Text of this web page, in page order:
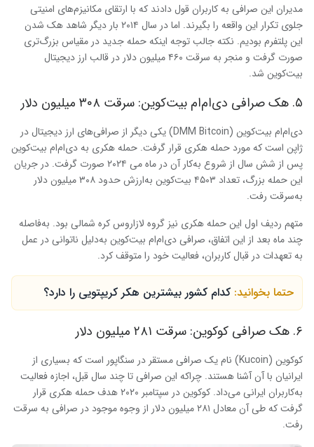
مدیران این صرافی به کاربران قول دادند که با ارتقای مکانیزم‌های امنیتی
جلوی تکرار این واقعه را بگیرند. اما در سال ۲۰۱۴ بار دیگر شاهد هک شدن
این پلتفرم بودیم. نکته جالب توجه اینکه حمله جدید در مقیاس بزرگ‌تری
صورت گرفت و منجر به سرقت ۴۶۰ میلیون دلار در قالب ارز دیجیتال
بیت‌کوین شد.
۵. هک صرافی دی‌ام‌ام بیت‌کوین: سرقت ۳۰۸ میلیون دلار
دی‌ام‌ام بیت‌کوین (DMM Bitcoin) یکی دیگر از صرافی‌های ارز دیجیتال در
ژاپن است که مورد حمله هکری قرار گرفت. حمله هکری به دی‌ام‌ام بیت‌کوین
پس از شش سال از شروع به‌کار آن در ماه می ۲۰۲۴ صورت گرفت. در جریان
این حمله بزرگ، تعداد ۴۵۰۳ بیت‌کوین به‌ارزش حدود ۳۰۸ میلیون دلار
به‌سرقت رفت.
متهم ردیف اول این حمله هکری نیز گروه لازاروس کره شمالی بود. به‌فاصله
چند ماه بعد از این اتفاق، صرافی دی‌ام‌ام بیت‌کوین به‌دلیل ناتوانی در عمل
به تعهدات در قبال کاربران، فعالیت خود را متوقف کرد.
حتما بخوانید: کدام کشور بیشترین هکر کریپتویی را دارد؟
۶. هک صرافی کوکوین: سرقت ۲۸۱ میلیون دلار
کوکوین (Kucoin) نام یک صرافی مستقر در سنگاپور است که بسیاری از
ایرانیان با آن آشنا هستند. چراکه این صرافی تا چند سال قبل، اجازه فعالیت
به‌کاربران ایرانی می‌داد. کوکوین در سپتامبر ۲۰۲۰ هدف حمله هکری قرار
گرفت که طی آن معادل ۲۸۱ میلیون دلار از وجوه موجود در صرافی به سرقت
رفت.